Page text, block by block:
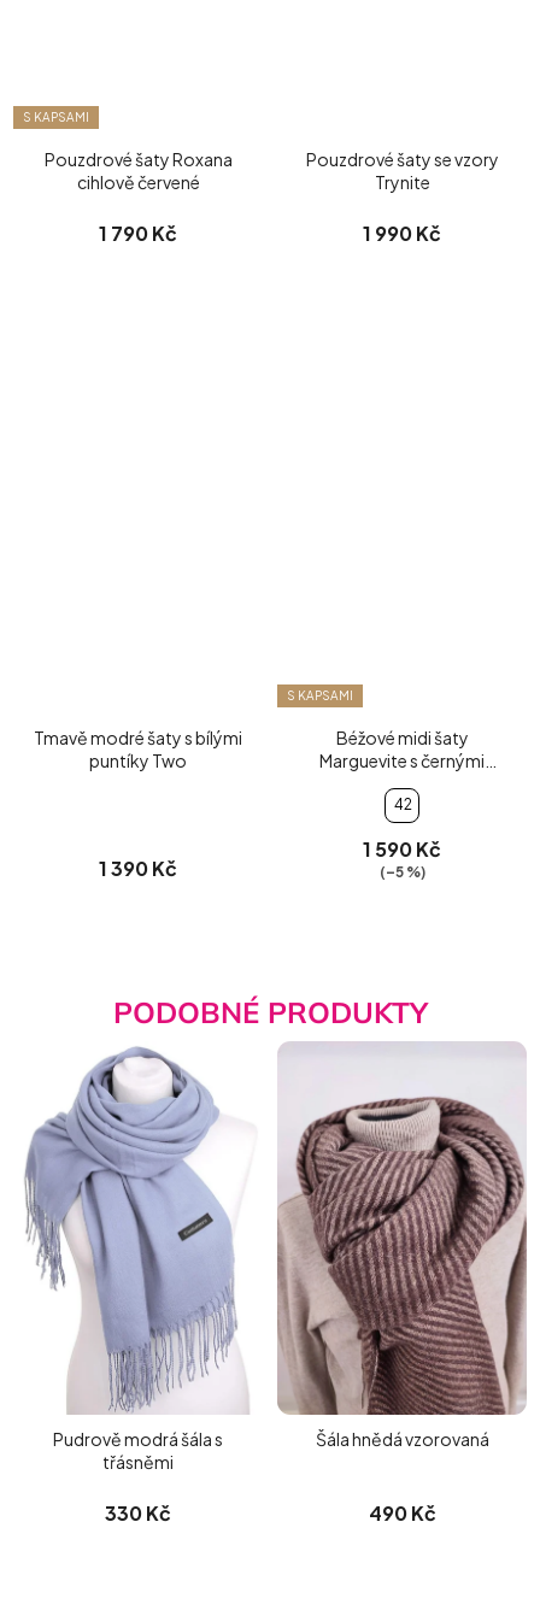
S KAPSAMI
Pouzdrové šaty Roxana
cihlově červené
1 790 Kč
Pouzdrové šaty se vzory
Trynite
1 990 Kč
Tmavě modré šaty s bílými
puntíky Two
1 390 Kč
S KAPSAMI
Béžové midi šaty
Marguevite s černými
42
1 590 Kč
(–5 %)
PODOBNÉ PRODUKTY
Pudrově modrá šála s
třásněmi
330 Kč
Šála hnědá vzorovaná
490 Kč